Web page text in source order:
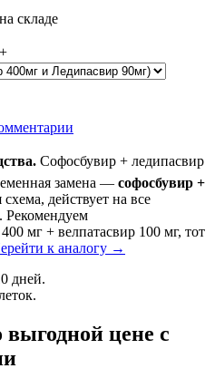
складе
+
Софосбувир + ледипасвир
замена — софосбувир +
действует на все
Рекомендуем
мг + велпатасвир 100 мг, тот
к аналогу →
дней.
цене с